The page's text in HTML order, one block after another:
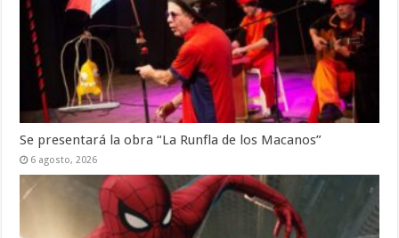
Se presentará la obra “La Runfla de los Macanos”
6 agosto, 2026